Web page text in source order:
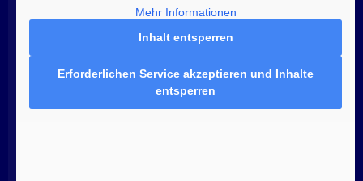
Mehr Informationen
Inhalt entsperren
Erforderlichen Service akzeptieren und Inhalte
entsperren